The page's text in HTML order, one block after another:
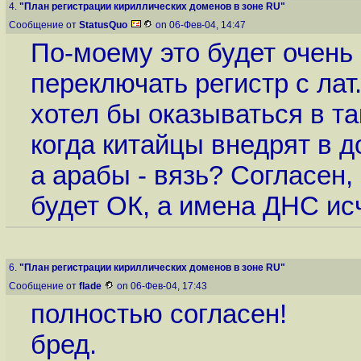
4. "План регистрации кириллических доменов в зоне RU"
Сообщение от StatusQuo on 06-Фев-04, 14:47
По-моему это будет
переключать регистр с
хотел бы оказываться в
когда китайцы внедрят в
а арабы - вязь? Согласен,
будет ОК, а имена ДНС
6. "План регистрации кириллических доменов в зоне RU"
Сообщение от flade on 06-Фев-04, 17:43
полностью согласен!
бред.